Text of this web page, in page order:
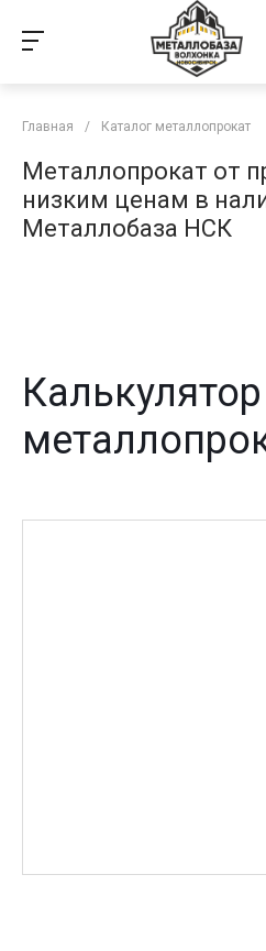
Главная / Каталог металлопрокат
Металлопрокат от
низким ценам в
Металлобаза НСК
Калькулятор